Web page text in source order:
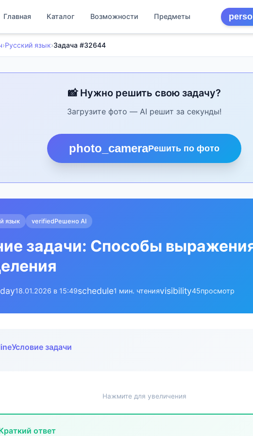
Главная Каталог Возможности Предметы
›Русский язык›Задача #32644
📸 Нужно решить свою задачу?
Загрузите фото — AI решит за секунды!
photo_cameraРешить по фото
язык verifiedРешено AI
задачи: Способы
18.01.2026 в 15:49schedule1 мин. чтенияvisibility45просмотр
Условие задачи
Нажмите для увеличения
ответ